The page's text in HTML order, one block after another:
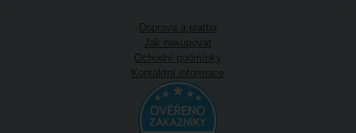
Doprava a platba
Jak nakupovat
Ochodní podmínky
Kontaktní informace